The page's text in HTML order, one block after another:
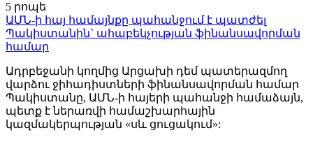
5 րոպե
ԱՄՆ-ի հայ համայնքը պահանջում է պատժել
Պակիստանին` ահաբեկչության ֆինանսավորման
համար
Ադրբեջանի կողմից Արցախի դեմ պատերազմող
վարձու ջիհադիստների ֆինանսավորման համար
Պակիստանը, ԱՄՆ-ի հայերի պահանջի համաձայն,
պետք է ներառվի համաշխարհային
կազմակերպության «սև ցուցակում»: